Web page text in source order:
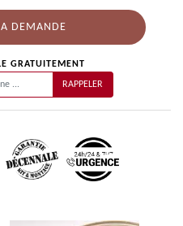
GRATUITEMENT